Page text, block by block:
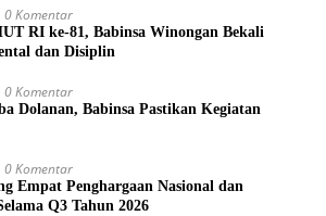
0 Komentar
RI ke-81, Babinsa Winongan Bekali
dan Disiplin
0 Komentar
Dolanan, Babinsa Pastikan Kegiatan
0 Komentar
Empat Penghargaan Nasional dan
Q3 Tahun 2026